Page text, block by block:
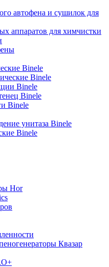
автофена и сушилок для
аппаратов для химчистки
Binele
Binele
Binele
Binele
Binele
унитаза Binele
Binele
Hor
Квазар